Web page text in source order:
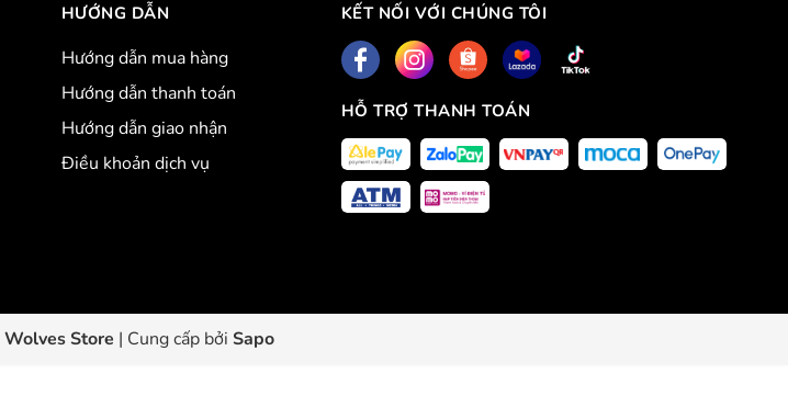
HƯỚNG DẪN
Hướng dẫn mua hàng
Hướng dẫn thanh toán
Hướng dẫn giao nhận
Điều khoản dịch vụ
KẾT NỐI VỚI CHÚNG TÔI
HỖ TRỢ THANH TOÁN
Wolves Store | Cung cấp bởi Sapo